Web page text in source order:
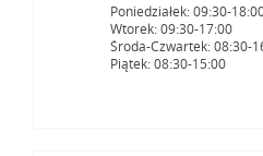
Poniedziałek: 09:30-
Wtorek: 09:30-17:00
Środa-Czwartek: 08:30-
Piątek: 08:30-15:00